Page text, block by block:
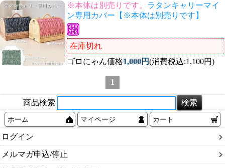
※本体は別売りです。 ラタンキャリーマイ
ン専用カバー【※本体は別売りです】
在庫切れ
ゴロにゃん価格1,000円(消費税込:1,100円)
1
商品検索
ホーム マイページ カート
ログイン
メルマガ申込/停止